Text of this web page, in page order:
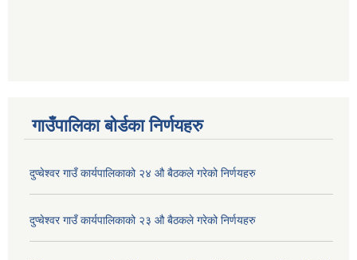
गाउँपालिका बोर्डका निर्णयहरु
दुप्चेश्वर गाउँ कार्यपालिकाको २४ औ बैठकले गरेको निर्णयहरु
दुप्चेश्वर गाउँ कार्यपालिकाको २३ औ बैठकले गरेको निर्णयहरु